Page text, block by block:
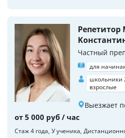
Частный
для
школьники
взрослые
Выезжает
от 5 000 руб / час
Стаж 4 года У ученика